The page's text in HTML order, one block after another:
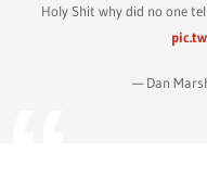
Holy Shit why did no one
— Dan